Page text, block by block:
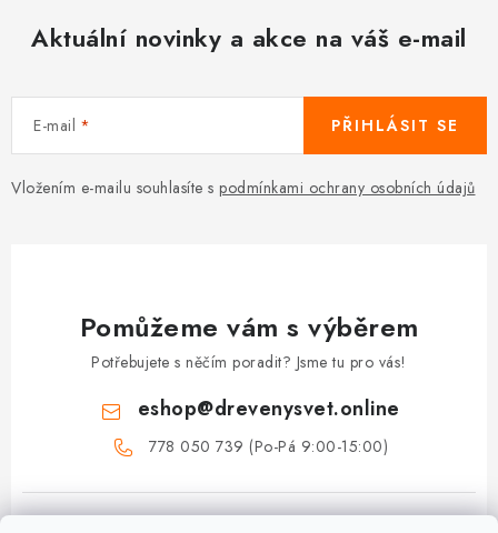
Aktuální novinky a akce na váš e-mail
E-mail
Vložením e-mailu souhlasíte s podmínkami ochrany osobních údajů
PŘIHLÁSIT SE
Pomůžeme vám s výběrem
Potřebujete s něčím poradit? Jsme tu pro vás!
eshop@drevenysvet.online
778 050 739 (Po-Pá 9:00-15:00)